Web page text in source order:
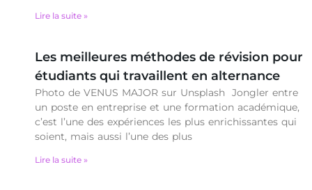
Lire la suite »
Les meilleures méthodes de révision pour
étudiants qui travaillent en alternance
Photo de VENUS MAJOR sur Unsplash Jongler entre
un poste en entreprise et une formation académique,
c’est l’une des expériences les plus enrichissantes qui
soient, mais aussi l’une des plus
Lire la suite »